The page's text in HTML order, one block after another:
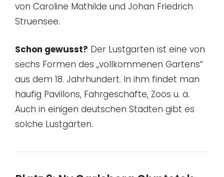
von Caroline Mathilde und Johan Friedrich
Struensee.
Schon gewusst? Der Lustgarten ist eine von
sechs Formen des „vollkommenen Gartens“
aus dem 18. Jahrhundert. In ihm findet man
häufig Pavillons, Fahrgeschäfte, Zoos u. ä.
Auch in einigen deutschen Städten gibt es
solche Lustgärten.